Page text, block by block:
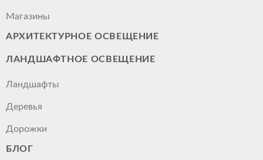
Магазины
АРХИТЕКТУРНОЕ ОСВЕЩЕНИЕ
ЛАНДШАФТНОЕ ОСВЕЩЕНИЕ
Ландшафты
Деревья
Дорожки
БЛОГ